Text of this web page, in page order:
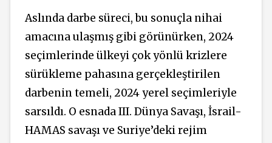
Aslında darbe süreci, bu sonuçla nihai
amacına ulaşmış gibi görünürken, 2024
seçimlerinde ülkeyi çok yönlü krizlere
sürükleme pahasına gerçekleştirilen
darbenin temeli, 2024 yerel seçimleriyle
sarsıldı. O esnada III. Dünya Savaşı, İsrail-
HAMAS savaşı ve Suriye’deki rejim